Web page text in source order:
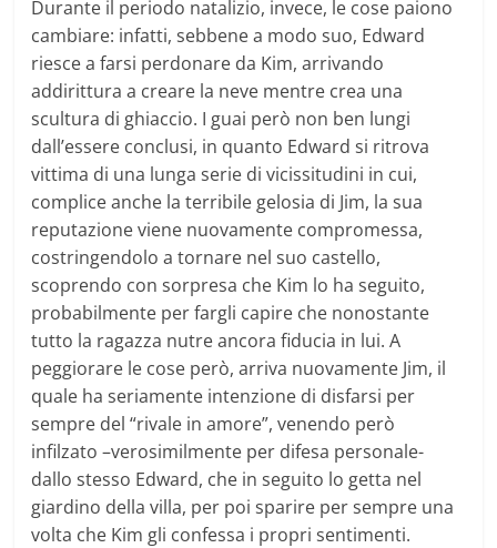
Durante il periodo natalizio, invece, le cose paiono
cambiare: infatti, sebbene a modo suo, Edward
riesce a farsi perdonare da Kim, arrivando
addirittura a creare la neve mentre crea una
scultura di ghiaccio. I guai però non ben lungi
dall’essere conclusi, in quanto Edward si ritrova
vittima di una lunga serie di vicissitudini in cui,
complice anche la terribile gelosia di Jim, la sua
reputazione viene nuovamente compromessa,
costringendolo a tornare nel suo castello,
scoprendo con sorpresa che Kim lo ha seguito,
probabilmente per fargli capire che nonostante
tutto la ragazza nutre ancora fiducia in lui. A
peggiorare le cose però, arriva nuovamente Jim, il
quale ha seriamente intenzione di disfarsi per
sempre del “rivale in amore”, venendo però
infilzato –verosimilmente per difesa personale-
dallo stesso Edward, che in seguito lo getta nel
giardino della villa, per poi sparire per sempre una
volta che Kim gli confessa i propri sentimenti.